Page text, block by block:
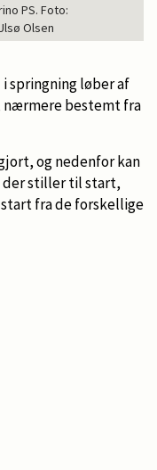
PS. Foto:
Olsen
springning løber af
nærmere bestemt fra
og nedenfor kan
der stiller til start,
fra de forskellige